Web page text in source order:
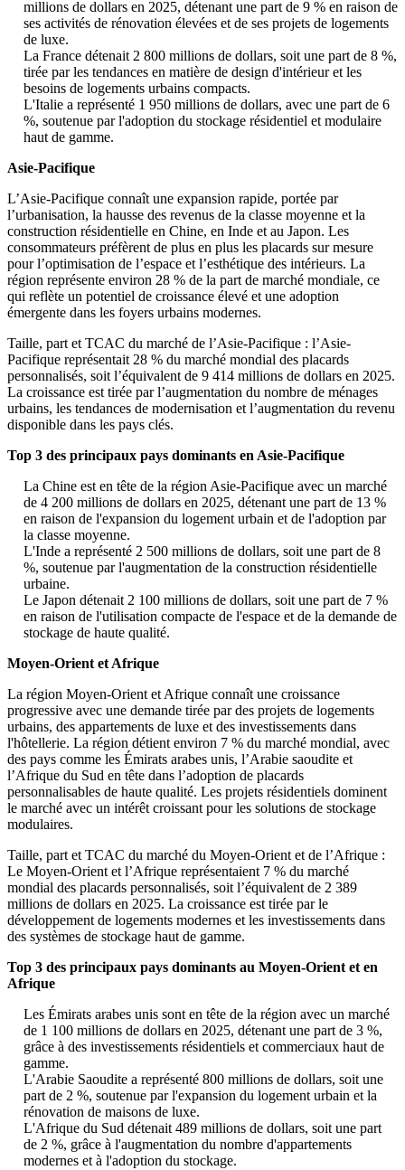
millions de dollars en 2025, détenant une part de 9 % en raison de
ses activités de rénovation élevées et de ses projets de logements
de luxe.
La France détenait 2 800 millions de dollars, soit une part de 8 %,
tirée par les tendances en matière de design d'intérieur et les
besoins de logements urbains compacts.
L'Italie a représenté 1 950 millions de dollars, avec une part de 6
%, soutenue par l'adoption du stockage résidentiel et modulaire
haut de gamme.
Asie-Pacifique
L’Asie-Pacifique connaît une expansion rapide, portée par
l’urbanisation, la hausse des revenus de la classe moyenne et la
construction résidentielle en Chine, en Inde et au Japon. Les
consommateurs préfèrent de plus en plus les placards sur mesure
pour l’optimisation de l’espace et l’esthétique des intérieurs. La
région représente environ 28 % de la part de marché mondiale, ce
qui reflète un potentiel de croissance élevé et une adoption
émergente dans les foyers urbains modernes.
Taille, part et TCAC du marché de l’Asie-Pacifique : l’Asie-
Pacifique représentait 28 % du marché mondial des placards
personnalisés, soit l’équivalent de 9 414 millions de dollars en 2025.
La croissance est tirée par l’augmentation du nombre de ménages
urbains, les tendances de modernisation et l’augmentation du revenu
disponible dans les pays clés.
Top 3 des principaux pays dominants en Asie-Pacifique
La Chine est en tête de la région Asie-Pacifique avec un marché
de 4 200 millions de dollars en 2025, détenant une part de 13 %
en raison de l'expansion du logement urbain et de l'adoption par
la classe moyenne.
L'Inde a représenté 2 500 millions de dollars, soit une part de 8
%, soutenue par l'augmentation de la construction résidentielle
urbaine.
Le Japon détenait 2 100 millions de dollars, soit une part de 7 %
en raison de l'utilisation compacte de l'espace et de la demande de
stockage de haute qualité.
Moyen-Orient et Afrique
La région Moyen-Orient et Afrique connaît une croissance
progressive avec une demande tirée par des projets de logements
urbains, des appartements de luxe et des investissements dans
l'hôtellerie. La région détient environ 7 % du marché mondial, avec
des pays comme les Émirats arabes unis, l’Arabie saoudite et
l’Afrique du Sud en tête dans l’adoption de placards
personnalisables de haute qualité. Les projets résidentiels dominent
le marché avec un intérêt croissant pour les solutions de stockage
modulaires.
Taille, part et TCAC du marché du Moyen-Orient et de l’Afrique :
Le Moyen-Orient et l’Afrique représentaient 7 % du marché
mondial des placards personnalisés, soit l’équivalent de 2 389
millions de dollars en 2025. La croissance est tirée par le
développement de logements modernes et les investissements dans
des systèmes de stockage haut de gamme.
Top 3 des principaux pays dominants au Moyen-Orient et en
Afrique
Les Émirats arabes unis sont en tête de la région avec un marché
de 1 100 millions de dollars en 2025, détenant une part de 3 %,
grâce à des investissements résidentiels et commerciaux haut de
gamme.
L'Arabie Saoudite a représenté 800 millions de dollars, soit une
part de 2 %, soutenue par l'expansion du logement urbain et la
rénovation de maisons de luxe.
L'Afrique du Sud détenait 489 millions de dollars, soit une part
de 2 %, grâce à l'augmentation du nombre d'appartements
modernes et à l'adoption du stockage.